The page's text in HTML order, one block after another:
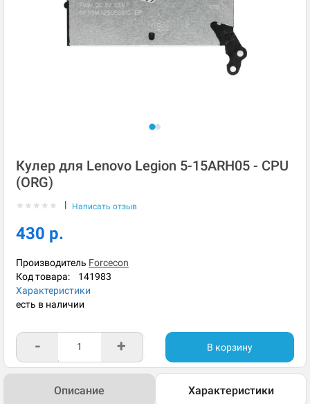
Кулер для Lenovo Legion 5-15ARH05 - CPU
(ORG)
★ ★ ★ ★ ★ | Написать отзыв
430 р.
Производитель Forcecon
Код товара: 141983
Характеристики
есть в наличии
- + В корзину
Описание Характеристики